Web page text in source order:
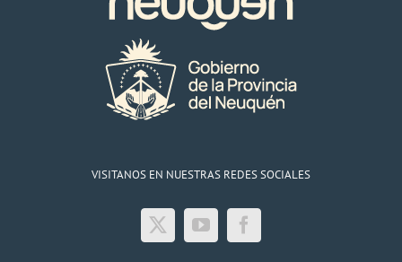
VISITANOS EN NUESTRAS REDES SOCIALES